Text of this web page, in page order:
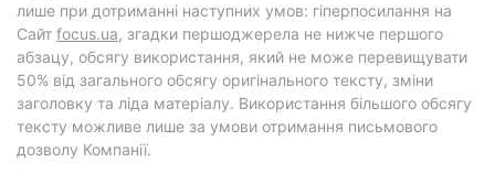
лише при дотриманні наступних умов: гіперпосилання на
Cайт focus.ua, згадки першоджерела не нижче першого
абзацу, обсягу використання, який не може перевищувати
50% від загального обсягу оригінального тексту, зміни
заголовку та ліда матеріалу. Використання більшого обсягу
тексту можливе лише за умови отримання письмового
дозволу Компанії.